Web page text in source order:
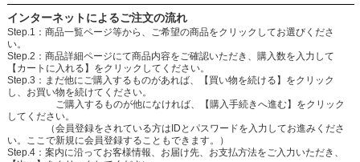
インターネットによるご注文の流れ
Step.1：商品一覧ページ等から、ご希望の商品をクリックしてお選びくださ
い。
Step.2：商品詳細ページにて商品内容をご確認いただき、購入数を入力して
【カートに入れる】をクリックしてください。
Step.3：まだ他にご購入するものがあれば、【買い物を続ける】をクリック
し、お買い物を続けてください。
ご購入するものが他になければ、【購入手続きへ進む】をクリック
してください。
（会員登録をされている方はIDとパスワードを入力してお進みくださ
い。ここで新規に会員登録することもできます。）
Step.4：案内に沿ってお客様情報、お届け先、お支払方法をご入力いただき、